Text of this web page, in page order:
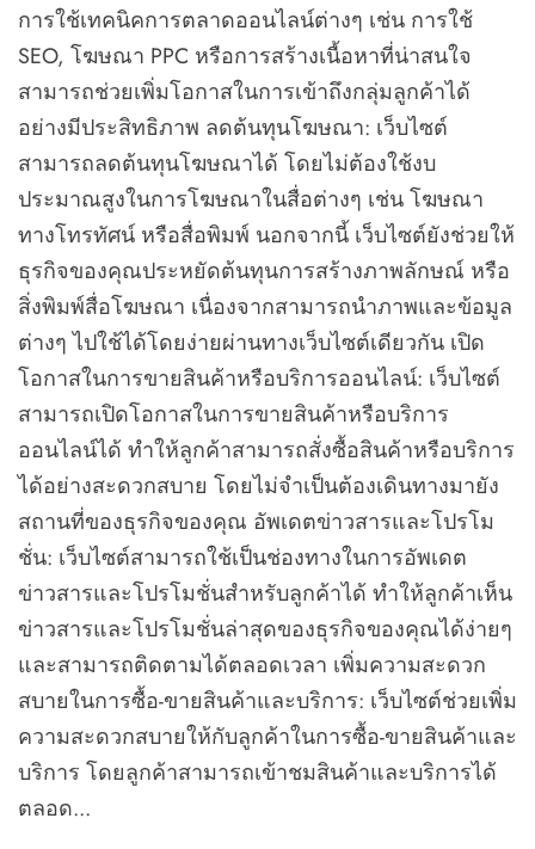
การใช้เทคนิคการตลาดออนไลน์ต่างๆ เช่น การใช้
SEO, โฆษณา PPC หรือการสร้างเนื้อหาที่น่าสนใจ
สามารถช่วยเพิ่มโอกาสในการเข้าถึงกลุ่มลูกค้าได้
อย่างมีประสิทธิภาพ ลดต้นทุนโฆษณา: เว็บไซต์
สามารถลดต้นทุนโฆษณาได้ โดยไม่ต้องใช้งบ
ประมาณสูงในการโฆษณาในสื่อต่างๆ เช่น โฆษณา
ทางโทรทัศน์ หรือสื่อพิมพ์ นอกจากนี้ เว็บไซต์ยังช่วยให้
ธุรกิจของคุณประหยัดต้นทุนการสร้างภาพลักษณ์ หรือ
สิ่งพิมพ์สื่อโฆษณา เนื่องจากสามารถนำภาพและข้อมูล
ต่างๆ ไปใช้ได้โดยง่ายผ่านทางเว็บไซต์เดียวกัน เปิด
โอกาสในการขายสินค้าหรือบริการออนไลน์: เว็บไซต์
สามารถเปิดโอกาสในการขายสินค้าหรือบริการ
ออนไลน์ได้ ทำให้ลูกค้าสามารถสั่งซื้อสินค้าหรือบริการ
ได้อย่างสะดวกสบาย โดยไม่จำเป็นต้องเดินทางมายัง
สถานที่ของธุรกิจของคุณ อัพเดตข่าวสารและโปรโม
ชั่น: เว็บไซต์สามารถใช้เป็นช่องทางในการอัพเดต
ข่าวสารและโปรโมชั่นสำหรับลูกค้าได้ ทำให้ลูกค้าเห็น
ข่าวสารและโปรโมชั่นล่าสุดของธุรกิจของคุณได้ง่ายๆ
และสามารถติดตามได้ตลอดเวลา เพิ่มความสะดวก
สบายในการซื้อ-ขายสินค้าและบริการ: เว็บไซต์ช่วยเพิ่ม
ความสะดวกสบายให้กับลูกค้าในการซื้อ-ขายสินค้าและ
บริการ โดยลูกค้าสามารถเข้าชมสินค้าและบริการได้
ตลอด...